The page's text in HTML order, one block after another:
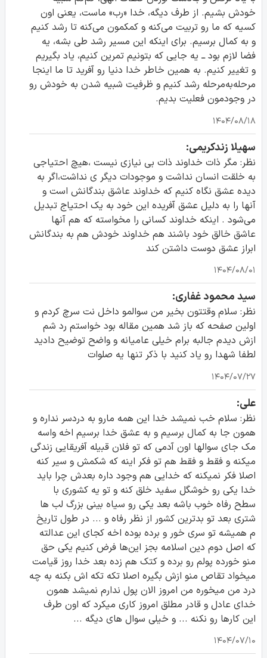
خودش بشیم. از طرف دیگه، خدا «رب» ماست، یعنی اون
کسیه که ما رو تربیت می‌کنه و کمکمون می‌کنه تا رشد کنیم
و به کمال برسیم. برای اینکه این مسیر رشد طی بشه، یه
فضا لازم بود ــ یه جایی که بتونیم تمرین کنیم، یاد بگیریم
و تغییر کنیم. به همین خاطر خدا دنیا رو آفرید تا ما اینجا
مرحله‌به‌مرحله رشد کنیم و ظرفیت شبیه شدن به خودش رو
در وجودمون فعلیت بدیم.
۱۴۰۴/۰۸/۱۸
سهیلا زندکریمی:
نظر: مگر ذات خداوند ذات بی نیازی نیست ،هیچ احتیاجی
به خلقت انسان نداشت و موجودات دیگر ی نداشت،اگر به
دیده عشق نگاه کنیم که خداوند عاشق بندگانش است و
آنها را به دلیل عشق آفریده این خود به یک احتیاج تبدیل
می‌شود . اینکه خداوند کسانی را مخواسته که هم آنها
عاشق خالق خود باشند هم خداوند خودش هم به بندگانش
ابراز عشق دوست داشتن کند
۱۴۰۴/۰۸/۰۱
سید محمود غفاری:
نظر: سلام وقتتون بخیر من سوالمو داخل نت سرچ کردم و
اولین صفحه که باز شد همین مقاله بود خواستم رد شم
ازش دیدم جالبه برام خیلی عامیانه و واضح توضیح دادید
لطفا شهدا رو یاد کنید با ذکر تنها یه صلوات
۱۴۰۴/۰۷/۲۷
علی:
نظر: سلام خب نمیشد خدا این همه مارو به دردسر نداره و
همون جا به کمال برسیم و به عشق خدا برسیم اخه واسه
مک جای سوالها اون آدمی که تو فلان قبیله آفریقایی زندگی
میکنه و فقط و فقط هم تو فکر اینه که شکمش و سیر کنه
اصلا فکر نمیکنه که خدایی هم وجود داره بعدش چرا باید
خدا یکی رو خوشگل سفید خلق کنه و تو یه کشوری با
سطح رفاه خوب باشه بعد یکی رو سیاه بینی بزرگ لب ها
شتری بعد تو بدترین کشور از نظر رفاه و ... در طول تاریخ
م همیشه تو سری خور و برده بوده اخه کجای این عدالته
که اصل دوم دین اسلامه بجز این‌ها فرض کنیم یکی حق
منو خورده پولم رو برده و کتک هم زده بعد خدا روز قیامت
میخواد تقاص منو ازش بگیره اصلا تکه تکه اش بکنه به چه
درد من میخوره من امروز الان پول ندارم نمیشد همون
خدای عادل و قادر مطلق امروز کاری میکرد که اون طرف
این کارها رو نکنه ... و خیلی سوال های دیگه ...
۱۴۰۴/۰۷/۱۰